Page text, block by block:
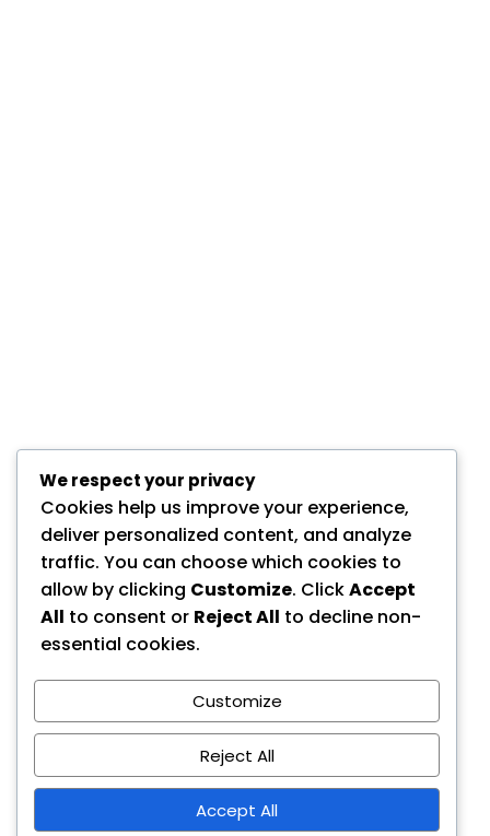
We respect your privacy
Cookies help us improve your experience,
deliver personalized content, and analyze
traffic. You can choose which cookies to
allow by clicking Customize. ClickAccept
All to consent or Reject All to decline non-
essential cookies.
Customize
Reject All
Accept All